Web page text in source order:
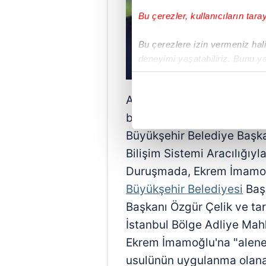
Bu çerezler, kullanıcıların
Bu çerezlere izin vermeniz
deneyimi yaşatabiliriz. Bunu
içerikleri sunabilmek adına
Her halükârda, kullanıcılar,
Sizlere daha iyi bir hizmet
çerezler vasıtasıyla çeşitli
amacıyla kullanılmaktadır.
reklam/pazarlama faaliyetlerinin
Çerezlere ilişkin tercihlerinizi
butonuna tıklayabilir,Çerez
6698 sayılı Kişisel Verilerin
Anadolu 16. Asliye Ceza
başka suçtan tutuklu olan
Büyükşehir Belediye
Bilişim Sistemi
Duruşmada, Ekrem
Büyükşehir Belediyesi
Başkanı Özgür Çelik ve
İstanbul Bölge Adliye
Ekrem İmamoğlu'na
usulünün uygulanma